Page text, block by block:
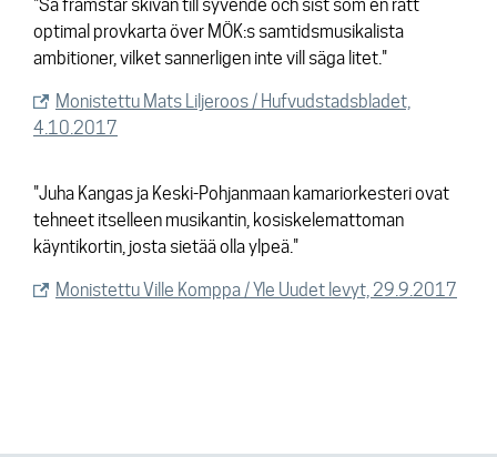
"Så framstår skivan till syvende och sist som en rätt
optimal provkarta över MÖK:s samtidsmusikalista
ambitioner, vilket sannerligen inte vill säga litet."
Monistettu Mats Liljeroos / Hufvudstadsbladet,
4.10.2017
"Juha Kangas ja Keski-Pohjanmaan kamariorkesteri ovat
tehneet itselleen musikantin, kosiskelemattoman
käyntikortin, josta sietää olla ylpeä."
Monistettu Ville Komppa / Yle Uudet levyt, 29.9.2017